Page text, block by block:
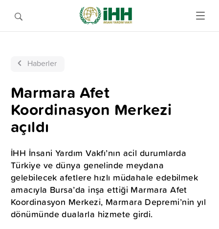
Haberler
Marmara Afet
Koordinasyon Merkezi
açıldı
İHH İnsani Yardım Vakfı’nın acil durumlarda
Türkiye ve dünya genelinde meydana
gelebilecek afetlere hızlı müdahale edebilmek
amacıyla Bursa’da inşa ettiği Marmara Afet
Koordinasyon Merkezi, Marmara Depremi’nin yıl
dönümünde dualarla hizmete girdi.